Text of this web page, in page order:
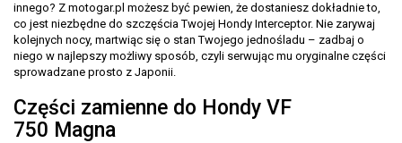
innego? Z motogar.pl możesz być pewien, że dostaniesz dokładnie to,
co jest niezbędne do szczęścia Twojej Hondy Interceptor. Nie zarywaj
kolejnych nocy, martwiąc się o stan Twojego jednośladu – zadbaj o
niego w najlepszy możliwy sposób, czyli serwując mu oryginalne części
sprowadzane prosto z Japonii.
Części zamienne do Hondy VF
750 Magna